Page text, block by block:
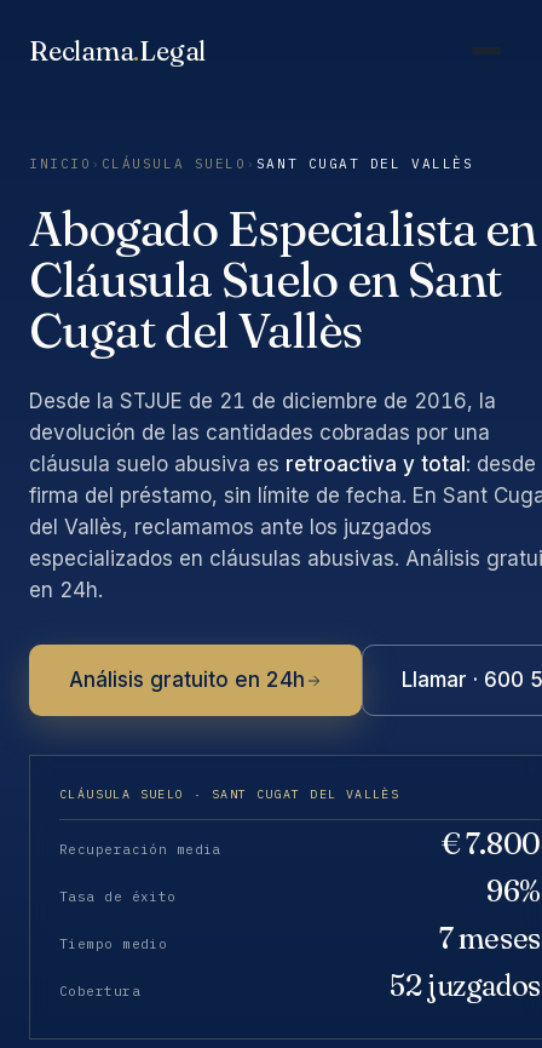
Reclama.Legal
INICIO › CLÁUSULA SUELO › SANT CUGAT DEL VALLÈS
Abogado Especialista en
Cláusula Suelo en Sant
Cugat del Vallès
Desde la STJUE de 21 de diciembre de 2016, la
devolución de las cantidades cobradas por una
cláusula suelo abusiva es retroactiva y total : desde
firma del préstamo, sin límite de fecha. En Sant
del Vallès, reclamamos ante los juzgados
especializados en cláusulas abusivas. Análisis
en 24h.
Análisis gratuito en 24h Llamar · 600
CLÁUSULA SUELO · SANT CUGAT DEL VALLÈS
Recuperación media € 7.800
Tasa de éxito 96%
Tiempo medio 7 meses
Cobertura 52 juzgados